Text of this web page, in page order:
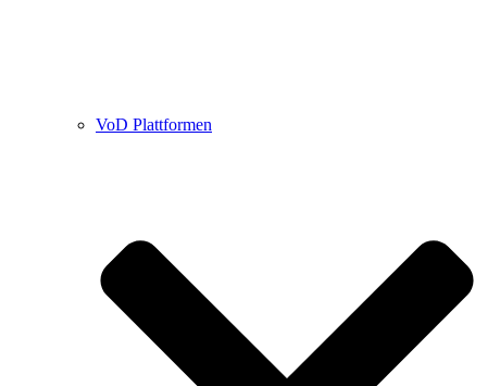
VoD Plattformen